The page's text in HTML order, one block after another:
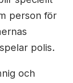
person för
polis.
och